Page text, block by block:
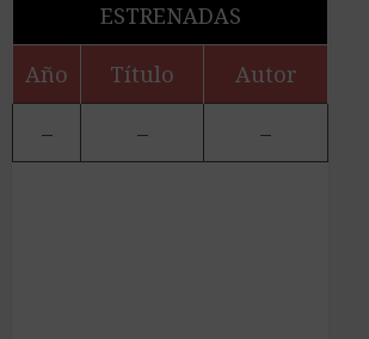
ESTRENADAS
Año Título Autor
– – –